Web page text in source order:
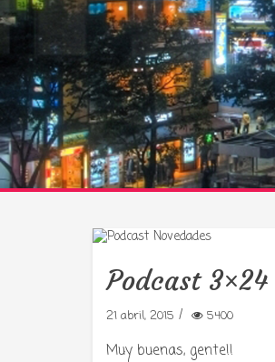
Podcast
21 abril, 2015 / 5400
Muy buenas, gente!!